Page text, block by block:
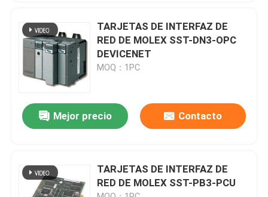
Contacta con nosotros
Solicitar una cita
PLC programable del regulador de la lógica
Módulo de control por control automático ABB
TARJETAS DE INTERFAZ DE
RED DE MOLEX SST-DN3-OPC
DEVICENET
MOQ：1PC
Mejor precio Contacto
TARJETAS DE INTERFAZ DE
RED DE MOLEX SST-PB3-PCU